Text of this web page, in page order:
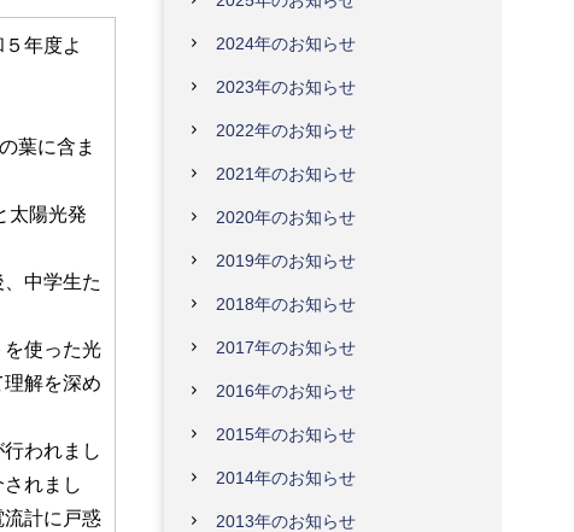
年度よ
葉に含ま
太陽光発
中学生た
使った光
解を深め
われまし
れまし
計に戸惑
2024年のお知らせ
2023年のお知らせ
2022年のお知らせ
2021年のお知らせ
2020年のお知らせ
2019年のお知らせ
2018年のお知らせ
2017年のお知らせ
2016年のお知らせ
2015年のお知らせ
2014年のお知らせ
2013年のお知らせ